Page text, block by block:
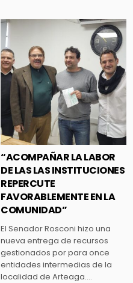
Posted
in
“ACOMPAÑAR LA LABOR
DE LAS LAS INSTITUCIONES
REPERCUTE
FAVORABLEMENTE EN LA
COMUNIDAD”
El Senador Rosconi hizo una
nueva entrega de recursos
gestionados por para once
entidades intermedias de la
localidad de Arteaga….